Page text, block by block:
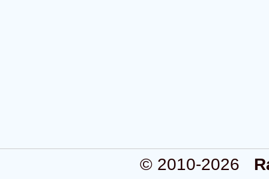
© 2010-2026